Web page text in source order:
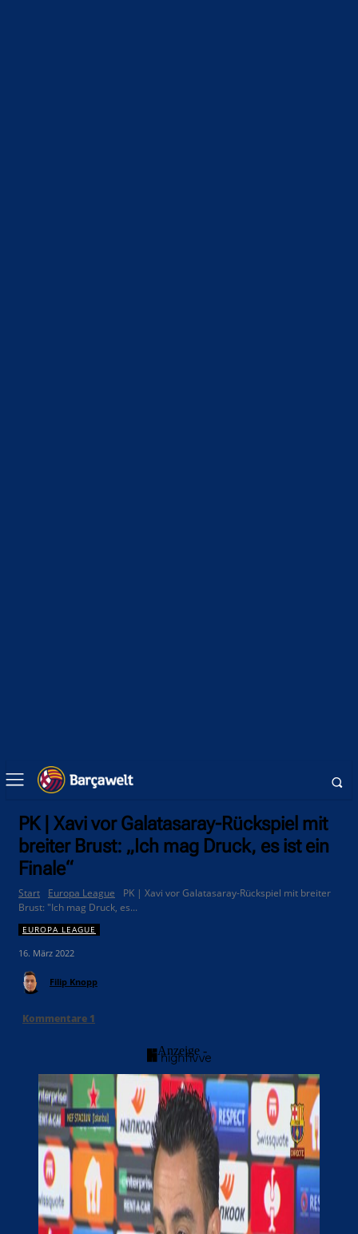
PK | Xavi vor Galatasaray-Rückspiel mit
breiter Brust: „Ich mag Druck, es ist ein
Finale“
Start Europa League
PK | Xavi vor Galatasaray-Rückspiel mit breiter
Brust: "Ich mag Druck, es...
EUROPA LEAGUE
16. März 2022
Filip Knopp
Kommentare 1
- Anzeige -